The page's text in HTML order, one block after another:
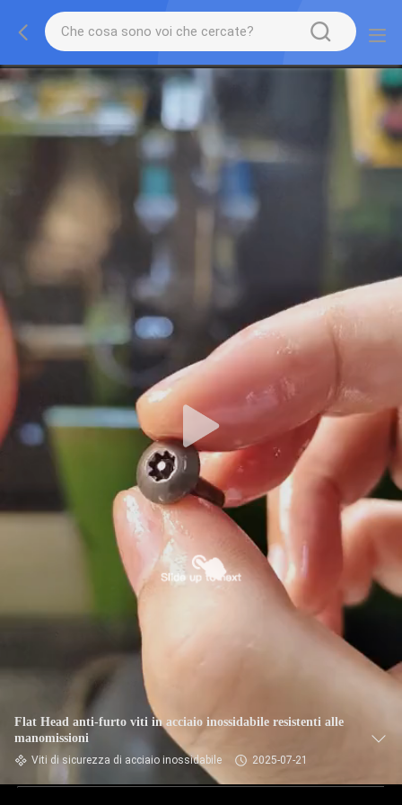
Flat Head anti-furto viti in acciaio inossidabile resistenti alle
manomissioni
Viti di sicurezza di acciaio inossidabile 2025-07-21